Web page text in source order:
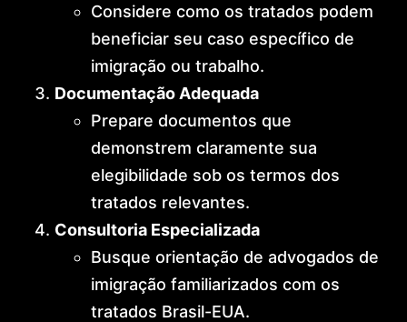
Considere como os tratados podem
beneficiar seu caso específico de
imigração ou trabalho.
Documentação Adequada
Prepare documentos que
demonstrem claramente sua
elegibilidade sob os termos dos
tratados relevantes.
Consultoria Especializada
Busque orientação de advogados de
imigração familiarizados com os
tratados Brasil-EUA.